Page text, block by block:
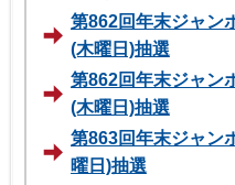
第862回年末ジャン
(木曜日)抽選
第862回年末ジャン
(木曜日)抽選
第863回年末ジャン
曜日)抽選